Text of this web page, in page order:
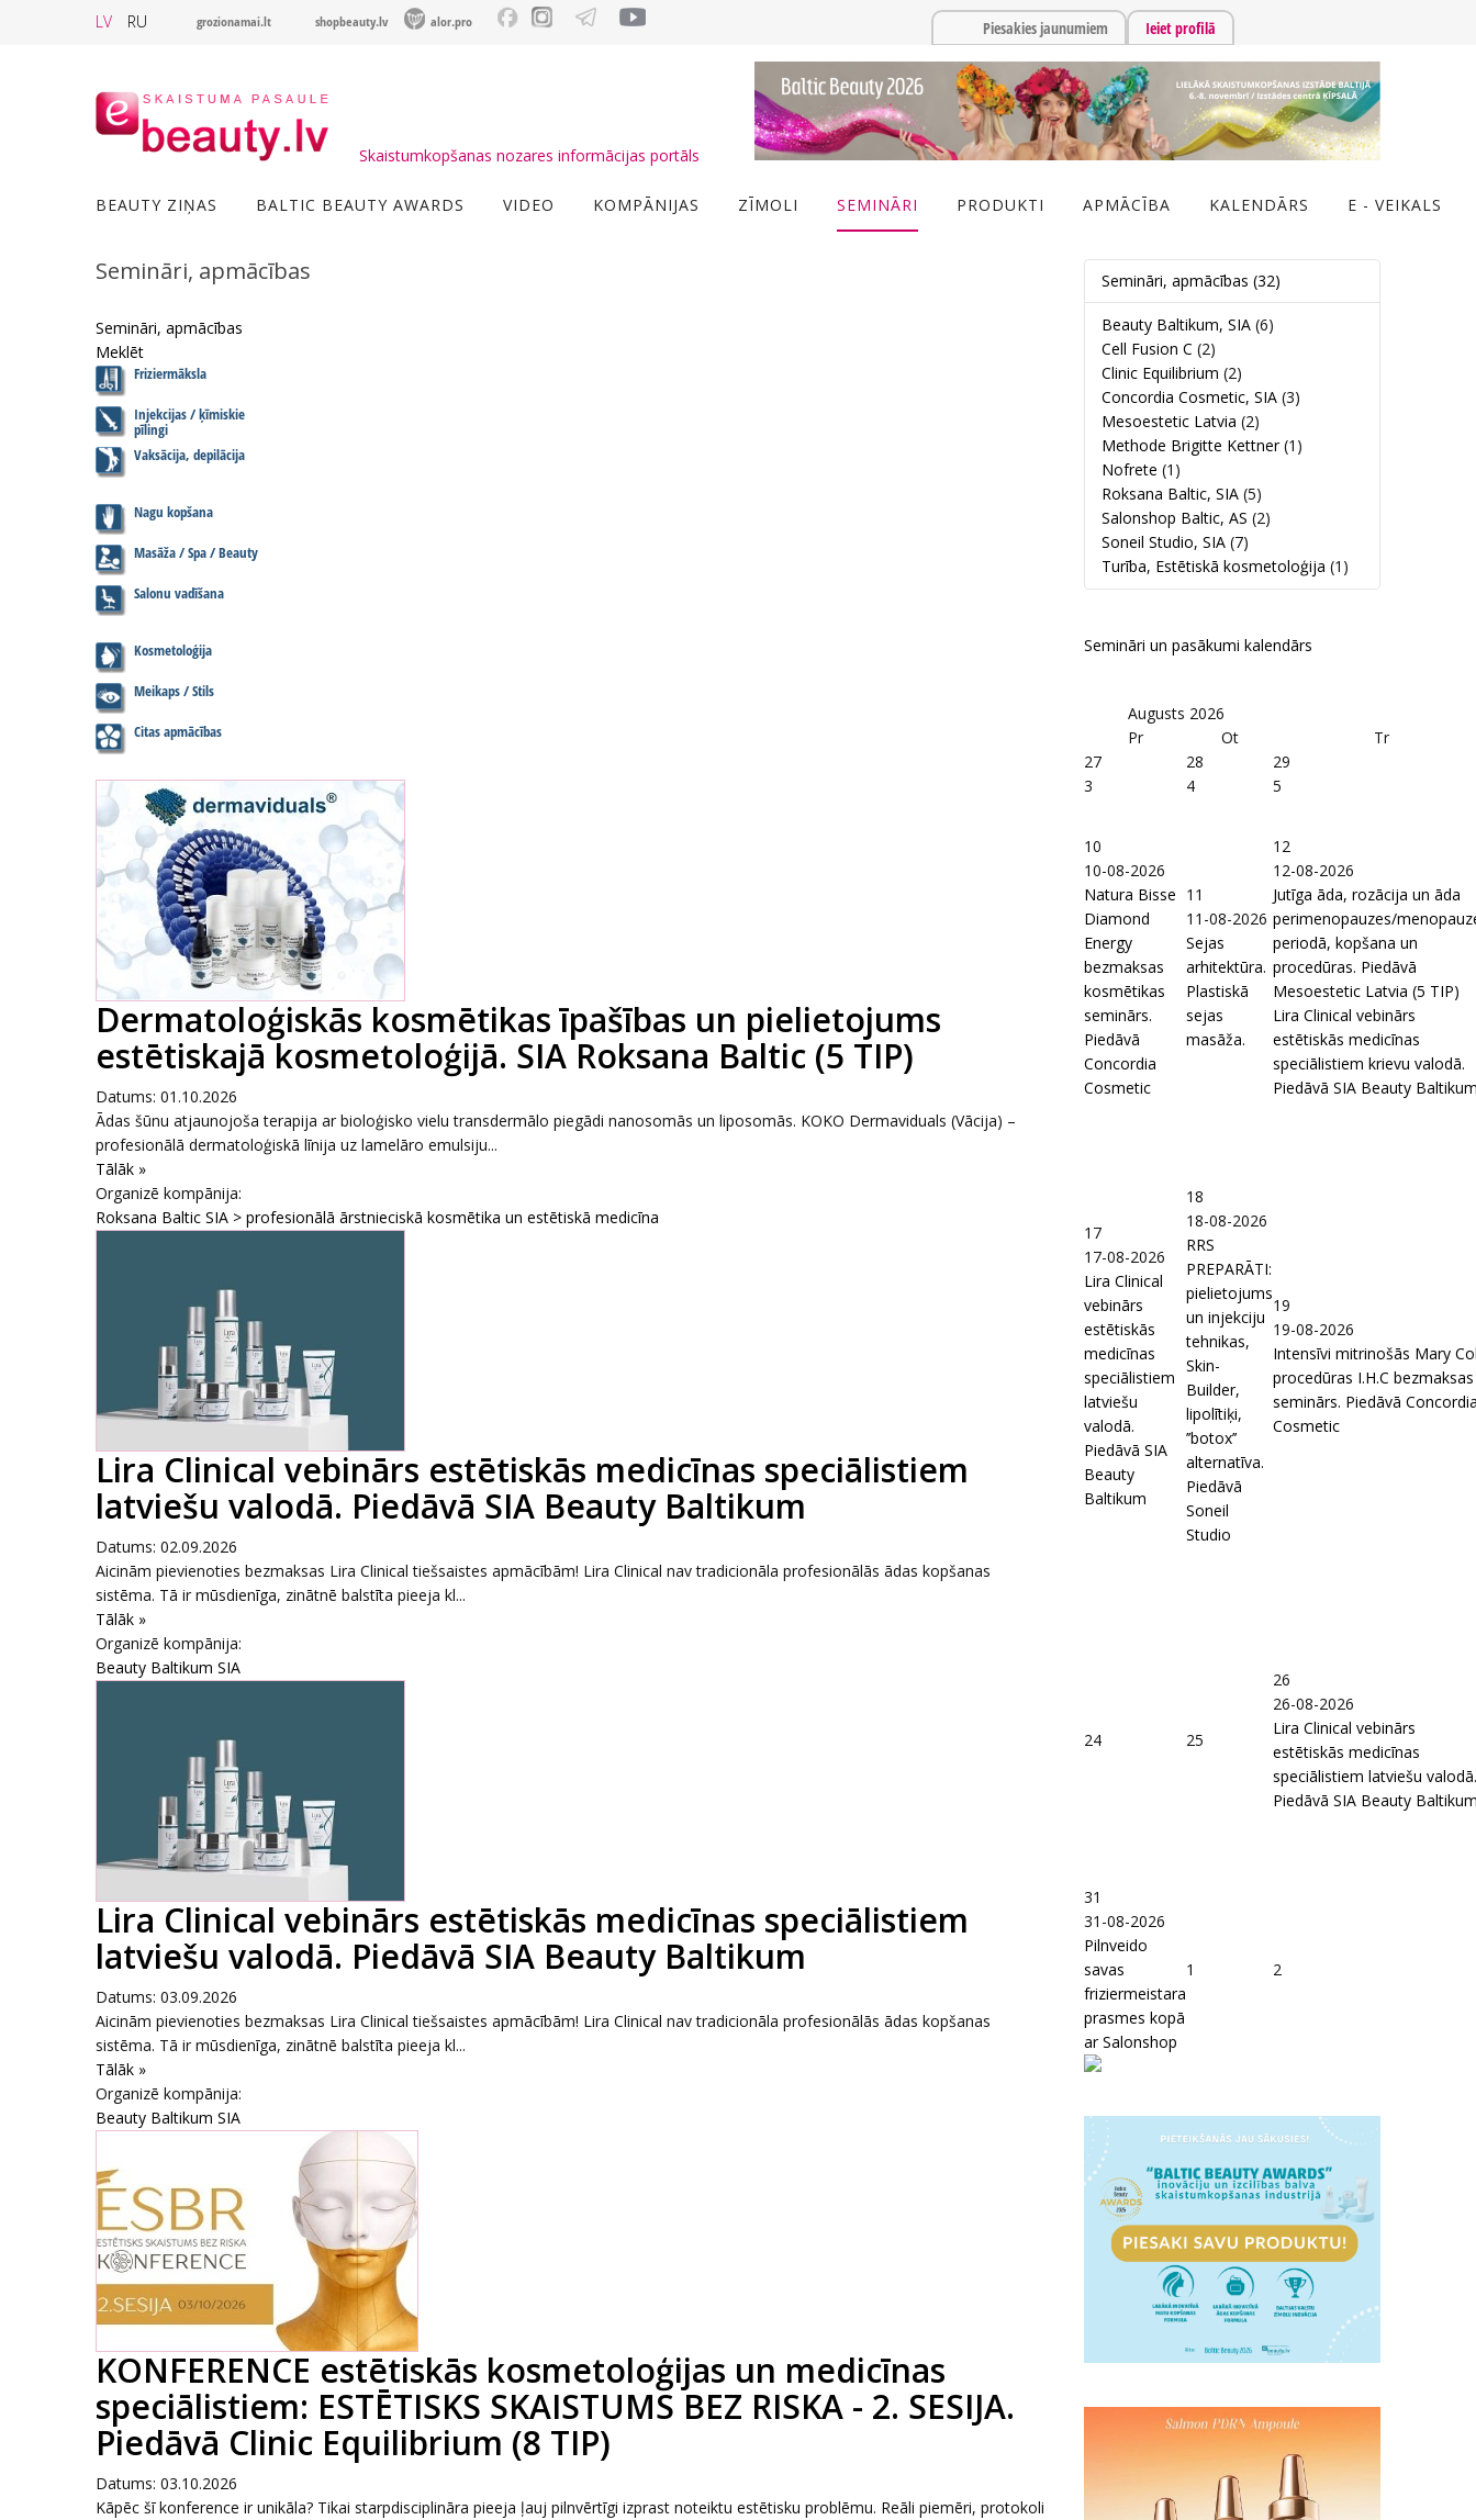
LV RU grozionamai.lt shopbeauty.lv alor.pro Piesakies jaunumiem Ieiet profilā
Skaistumkopšanas nozares informācijas portāls
BEAUTY ZIŅAS BALTIC BEAUTY AWARDS VIDEO KOMPĀNIJAS ZĪMOLI SEMINĀRI PRODUKTI APMĀCĪBA KALENDĀRS E - VEIKALS
Semināri, apmācības
Semināri, apmācības
Meklēt
Friziermāksla
Injekcijas / ķīmiskie
pīlingi
Vaksācija, depilācija
Nagu kopšana
Masāža / Spa / Beauty
Salonu vadīšana
Kosmetoloģija
Meikaps / Stils
Citas apmācības
Dermatoloģiskās kosmētikas īpašības un pielietojums
estētiskajā kosmetoloģijā. SIA Roksana Baltic (5 TIP)
Datums: 01.10.2026
Ādas šūnu atjaunojoša terapija ar bioloģisko vielu transdermālo piegādi nanosomās un liposomās. KOKO Dermaviduals (Vācija) –
profesionālā dermatoloģiskā līnija uz lamelāro emulsiju...
Tālāk »
Organizē kompānija:
Roksana Baltic SIA > profesionālā ārstnieciskā kosmētika un estētiskā medicīna
Lira Clinical vebinārs estētiskās medicīnas speciālistiem
latviešu valodā. Piedāvā SIA Beauty Baltikum
Datums: 02.09.2026
Aicinām pievienoties bezmaksas Lira Clinical tiešsaistes apmācībām! Lira Clinical nav tradicionāla profesionālās ādas kopšanas
sistēma. Tā ir mūsdienīga, zinātnē balstīta pieeja kl...
Tālāk »
Organizē kompānija:
Beauty Baltikum SIA
Lira Clinical vebinārs estētiskās medicīnas speciālistiem
latviešu valodā. Piedāvā SIA Beauty Baltikum
Datums: 03.09.2026
Aicinām pievienoties bezmaksas Lira Clinical tiešsaistes apmācībām! Lira Clinical nav tradicionāla profesionālās ādas kopšanas
sistēma. Tā ir mūsdienīga, zinātnē balstīta pieeja kl...
Tālāk »
Organizē kompānija:
Beauty Baltikum SIA
KONFERENCE estētiskās kosmetoloģijas un medicīnas
speciālistiem: ESTĒTISKS SKAISTUMS BEZ RISKA - 2. SESIJA.
Piedāvā Clinic Equilibrium (8 TIP)
Datums: 03.10.2026
Kāpēc šī konference ir unikāla? Tikai starpdisciplināra pieeja ļauj pilnvērtīgi izprast noteiktu estētisku problēmu. Reāli piemēri, protokoli
Semināri, apmācības (32)
Beauty Baltikum, SIA (6)
Cell Fusion C (2)
Clinic Equilibrium (2)
Concordia Cosmetic, SIA (3)
Mesoestetic Latvia (2)
Methode Brigitte Kettner (1)
Nofrete (1)
Roksana Baltic, SIA (5)
Salonshop Baltic, AS (2)
Soneil Studio, SIA (7)
Turība, Estētiskā kosmetoloģija (1)
Semināri un pasākumi kalendārs
Augusts 2026
Pr
Ot
Tr
27
28
29
3
4 5
10
10-08-2026
Natura Bisse
Diamond
Energy
bezmaksas
kosmētikas
seminārs.
Piedāvā
Concordia
Cosmetic
11
11-08-2026
Sejas
arhitektūra.
Plastiskā
sejas
masāža.
12
12-08-2026
Jutīga āda, rozācija un āda
perimenopauzes/
periodā, kopšana un
procedūras. Piedāvā
Mesoestetic Latvia (5 TIP)
Lira Clinical vebinārs
estētiskās medicīnas
speciālistiem krievu valodā.
Piedāvā SIA Beauty
17
17-08-2026
Lira Clinical
vebinārs
estētiskās
medicīnas
speciālistiem
latviešu
valodā.
Piedāvā SIA
Beauty
Baltikum
18
18-08-2026
RRS
PREPARĀTI:
pielietojums
un injekciju
tehnikas,
Skin-
Builder,
lipolītiķi,
’’botox’’
alternatīva.
Piedāvā
Soneil
Studio
19
19-08-2026
Intensīvi mitrinošās Mary
procedūras I.H.C bezmaksas
seminārs. Piedāvā
Cosmetic
24 25
26
26-08-2026
Lira Clinical vebinārs
estētiskās medicīnas
speciālistiem latviešu valodā.
Piedāvā SIA Beauty
31
31-08-2026
Pilnveido
savas
friziermeistara
prasmes kopā
ar Salonshop
1 2